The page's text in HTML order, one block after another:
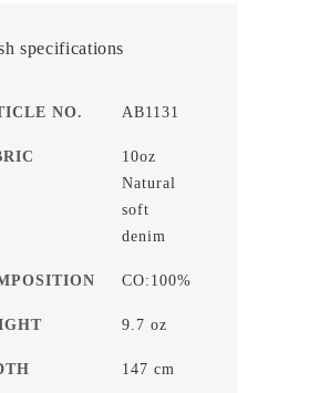
specifications
NO. AB1131
10oz
Natural
soft
denim
CO:100%
9.7 oz
147 cm